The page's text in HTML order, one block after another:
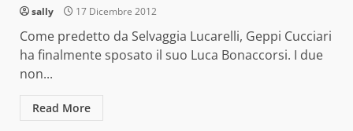
sally 17 Dicembre 2012
Come predetto da Selvaggia Lucarelli, Geppi Cucciari
ha finalmente sposato il suo Luca Bonaccorsi. I due
non...
Read More